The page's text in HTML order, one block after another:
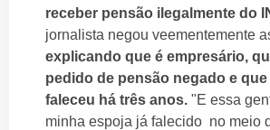
receber pensão ilegalmente do
jornalista negou veementemente
explicando que é empresário,
pedido de pensão negado e
faleceu há três anos. "E essa
minha espoja já falecido no meio